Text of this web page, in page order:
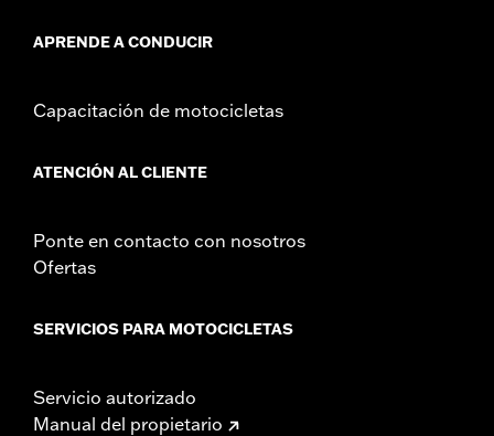
APRENDE A CONDUCIR
Capacitación de motocicletas
ATENCIÓN AL CLIENTE
Ponte en contacto con nosotros
Ofertas
SERVICIOS PARA MOTOCICLETAS
Servicio autorizado
Manual del propietario